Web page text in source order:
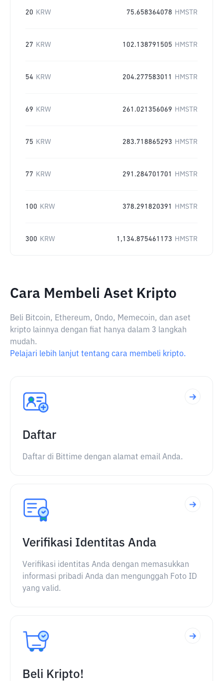
20 KRW 75.658364078 HMSTR
27 KRW 102.138791505 HMSTR
54 KRW 204.277583011 HMSTR
69 KRW 261.021356069 HMSTR
75 KRW 283.718865293 HMSTR
77 KRW 291.284701701 HMSTR
100 KRW 378.291820391 HMSTR
300 KRW 1,134.875461173 HMSTR
Cara Membeli Aset Kripto
Beli Bitcoin, Ethereum, Ondo, Memecoin, dan aset
kripto lainnya dengan fiat hanya dalam 3 langkah
mudah.
Pelajari lebih lanjut tentang cara membeli kripto.
Daftar
Daftar di Bittime dengan alamat email Anda.
Verifikasi Identitas Anda
Verifikasi identitas Anda dengan memasukkan
informasi pribadi Anda dan mengunggah Foto ID
yang valid.
Beli Kripto!